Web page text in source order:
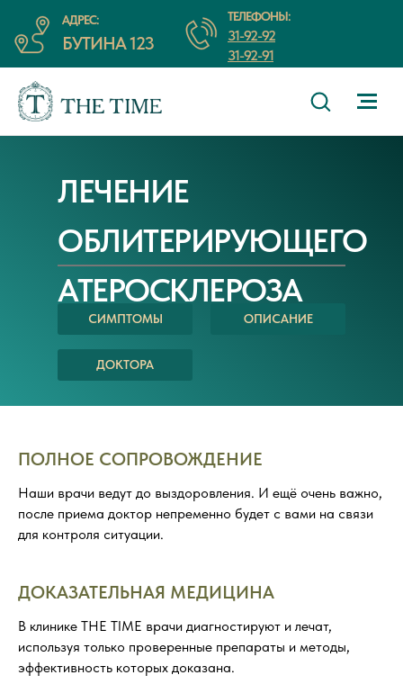
АДРЕС:
БУТИНА 123
ТЕЛЕФОНЫ:
31-92-92
31-92-91
ЛЕЧЕНИЕ
ОБЛИТЕРИРУЮЩЕГО
АТЕРОСКЛЕРОЗА
СИМПТОМЫ ОПИСАНИЕ
ДОКТОРА
ПОЛНОЕ СОПРОВОЖДЕНИЕ
Наши врачи ведут до выздоровления. И ещё очень важно,
после приема доктор непременно будет с вами на связи
для контроля ситуации.
ДОКАЗАТЕЛЬНАЯ МЕДИЦИНА
В клинике THE TIME врачи диагностируют и лечат,
используя только проверенные препараты и методы,
эффективность которых доказана.